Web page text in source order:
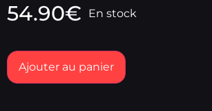
54.90€ En stock
Ajouter au panier